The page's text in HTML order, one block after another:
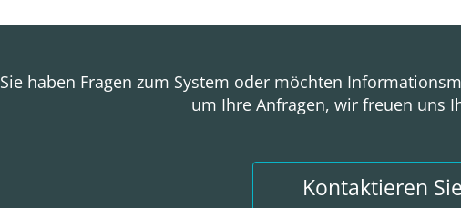
Sie haben Fragen zum System oder möchten
um Ihre Anfragen, wir freuen uns
Kontaktieren